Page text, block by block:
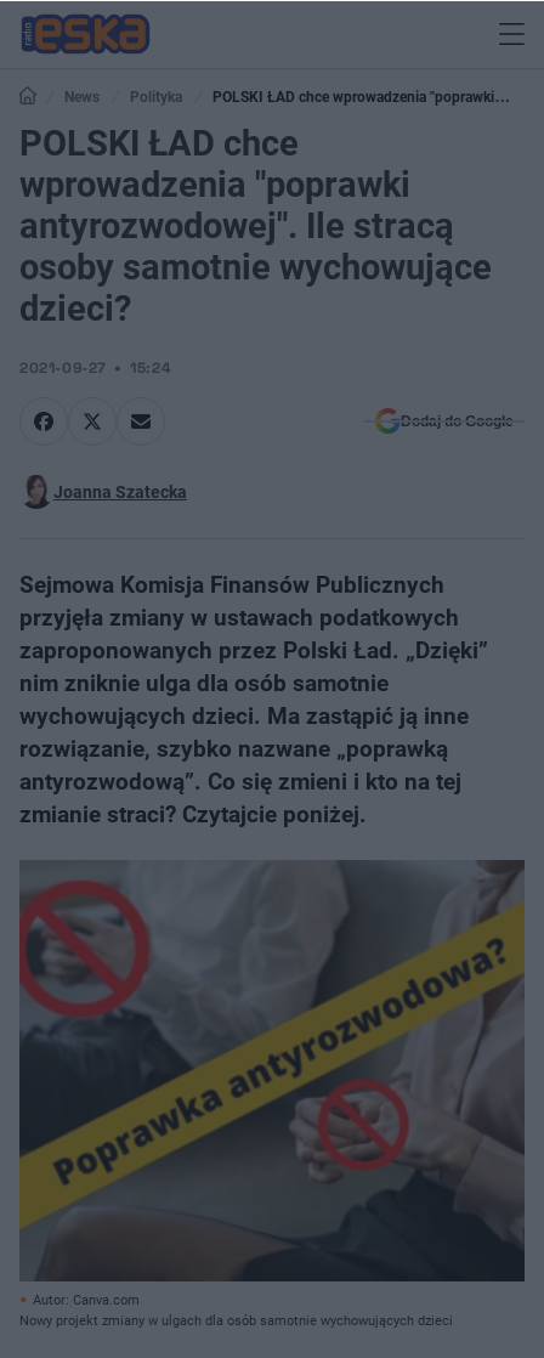
News Polityka
POLSKI ŁAD chce wprowadzenia "poprawki
antyrozwodowej". Ile stracą osoby samotnie wychowujące dzieci?
POLSKI ŁAD chce
wprowadzenia "poprawki
antyrozwodowej". Ile stracą
osoby samotnie wychowujące
dzieci?
2021-09-27 15:24
Dodaj do Google
Joanna Szatecka
Sejmowa Komisja Finansów Publicznych
przyjęła zmiany w ustawach podatkowych
zaproponowanych przez Polski Ład. „Dzięki”
nim zniknie ulga dla osób samotnie
wychowujących dzieci. Ma zastąpić ją inne
rozwiązanie, szybko nazwane „poprawką
antyrozwodową”. Co się zmieni i kto na tej
zmianie straci? Czytajcie poniżej.
Autor: Canva.com
Nowy projekt zmiany w ulgach dla osób samotnie wychowujących dzieci